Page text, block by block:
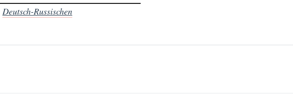
Deutsch-Russischen